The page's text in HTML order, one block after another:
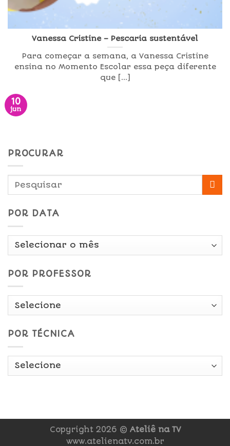
Vanessa Cristine – Pescaria sustentável
Para começar a semana, a Vanessa Cristine
ensina no Momento Escolar essa peça diferente
que [...]
10
jun
PROCURAR
POR DATA
Por
POR PROFESSOR
POR TÉCNICA
Copyright 2026 © Ateliê na TV
www.atelienatv.com.br